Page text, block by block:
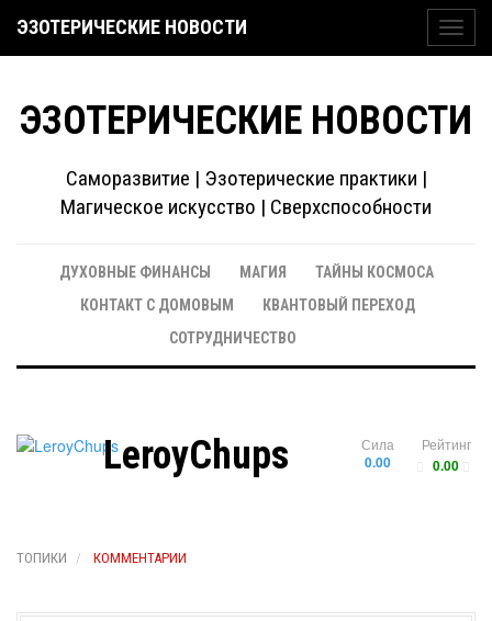
ЭЗОТЕРИЧЕСКИЕ НОВОСТИ
ЭЗОТЕРИЧЕСКИЕ НОВОСТИ
Саморазвитие | Эзотерические практики |
Магическое искусство | Сверхспособности
ДУХОВНЫЕ ФИНАНСЫ МАГИЯ
ТАЙНЫ КОСМОСА
КОНТАКТ С ДОМОВЫМ
КВАНТОВЫЙ ПЕРЕХОД
СОТРУДНИЧЕСТВО
Рейтинг
0.00
Сила
0.00
LeroyChups
ТОПИКИ КОММЕНТАРИИ